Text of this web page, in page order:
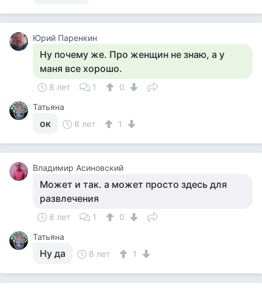
Юрий Паренкин
Ну почему же. Про женщин не знаю, а у
маня все хорошо.
8 лет 1
0
Татьяна
ок 8 лет 1
Владимир Асиновский
Может и так. а может просто здесь для
развлечения
8 лет 1
0
Татьяна
Ну да 8 лет 1